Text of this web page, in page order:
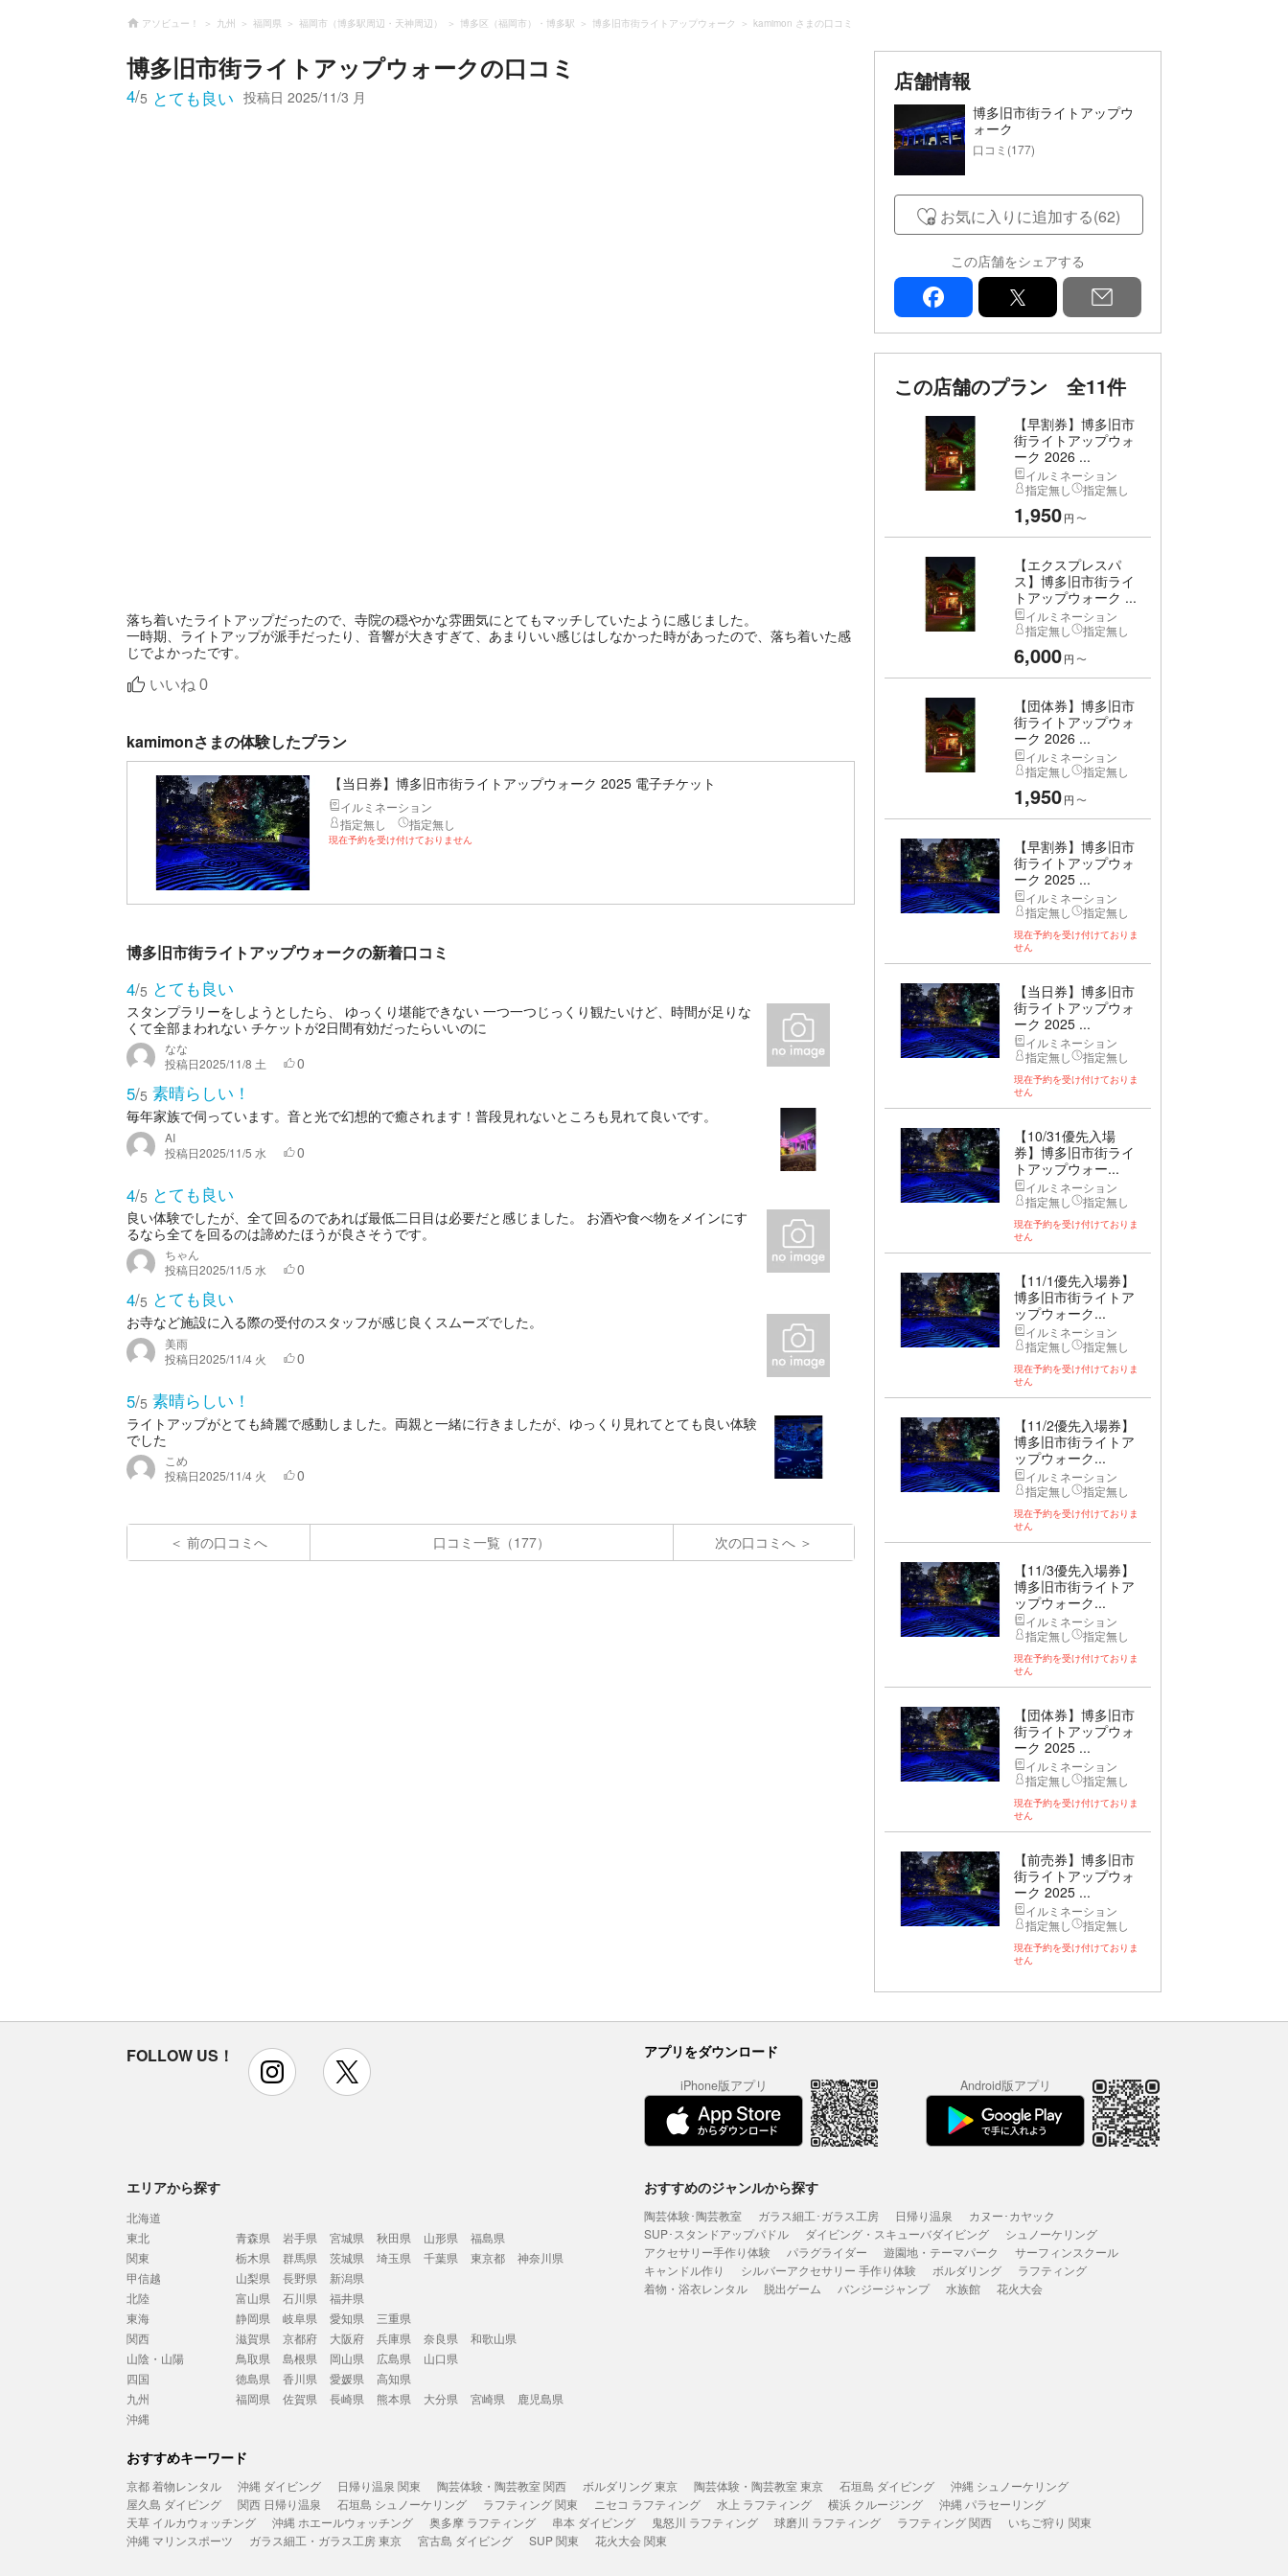
アソビュー！ 九州 福岡県 福岡市（博多駅周辺・天神周辺） 博多区（福岡市）・博多駅 博多旧市街ライトアップウォーク kamimon さまの口コミ
博多旧市街ライトアップウォークの口コミ
4/5 とても良い 投稿日 2025/11/3 月
落ち着いたライトアップだったので、寺院の穏やかな雰囲気にとてもマッチしていたように感じました。
一時期、ライトアップが派手だったり、音響が大きすぎて、あまりいい感じはしなかった時があったので、落ち着いた感
じでよかったです。
いいね 0
kamimonさまの体験したプラン
【当日券】博多旧市街ライトアップウォーク 2025 電子チケット
イルミネーション
指定無し
指定無し
現在予約を受け付けておりません
博多旧市街ライトアップウォークの新着口コミ
4/5 とても良い
スタンプラリーをしようとしたら、 ゆっくり堪能できない 一つ一つじっくり観たいけど、時間が足りな
くて全部まわれない チケットが2日間有効だったらいいのに
なな
投稿日2025/11/8 土 0
5/5 素晴らしい！
毎年家族で伺っています。音と光で幻想的で癒されます！普段見れないところも見れて良いです。
AI
投稿日2025/11/5 水 0
4/5 とても良い
良い体験でしたが、全て回るのであれば最低二日目は必要だと感じました。 お酒や食べ物をメインにす
るなら全てを回るのは諦めたほうが良さそうです。
ちゃん
投稿日2025/11/5 水 0
4/5 とても良い
お寺など施設に入る際の受付のスタッフが感じ良くスムーズでした。
美雨
投稿日2025/11/4 火 0
5/5 素晴らしい！
ライトアップがとても綺麗で感動しました。両親と一緒に行きましたが、ゆっくり見れてとても良い体験
でした
こめ
投稿日2025/11/4 火 0
前の口コミへ 口コミ一覧（177） 次の口コミへ
店舗情報
博多旧市街ライトアップウ
ォーク
口コミ(177)
お気に入りに追加する(62)
この店舗をシェアする
facebook
この店舗のプラン 全11件
【早割券】博多旧市
街ライトアップウォ
ーク 2026 ...
イルミネーション
指定無し
指定無し
1,950円 〜
【エクスプレスパ
ス】博多旧市街ライ
トアップウォーク ...
イルミネーション
指定無し
指定無し
6,000円 〜
【団体券】博多旧市
街ライトアップウォ
ーク 2026 ...
イルミネーション
指定無し
指定無し
1,950円 〜
【早割券】博多旧市
街ライトアップウォ
ーク 2025 ...
イルミネーション
指定無し
指定無し
現在予約を受け付けておりま
せん
【当日券】博多旧市
街ライトアップウォ
ーク 2025 ...
イルミネーション
指定無し
指定無し
現在予約を受け付けておりま
せん
【10/31優先入場
券】博多旧市街ライ
トアップウォー...
イルミネーション
指定無し
指定無し
現在予約を受け付けておりま
せん
【11/1優先入場券】
博多旧市街ライトア
ップウォーク...
イルミネーション
指定無し
指定無し
現在予約を受け付けておりま
せん
【11/2優先入場券】
博多旧市街ライトア
ップウォーク...
イルミネーション
指定無し
指定無し
現在予約を受け付けておりま
せん
【11/3優先入場券】
博多旧市街ライトア
ップウォーク...
イルミネーション
指定無し
指定無し
現在予約を受け付けておりま
せん
【団体券】博多旧市
街ライトアップウォ
ーク 2025 ...
イルミネーション
指定無し
指定無し
現在予約を受け付けておりま
せん
【前売券】博多旧市
街ライトアップウォ
ーク 2025 ...
イルミネーション
指定無し
指定無し
現在予約を受け付けておりま
せん
FOLLOW US！ instagram アプリをダウンロード
iPhone版アプリ Android版アプリ
エリアから探す
北海道
東北
青森県 岩手県 宮城県 秋田県 山形県
福島県
関東
栃木県 群馬県 茨城県 埼玉県 千葉県 東京都
神奈川県
甲信越
山梨県 長野県
新潟県
北陸
富山県 石川県
福井県
東海
静岡県 岐阜県 愛知県
三重県
関西
滋賀県 京都府 大阪府 兵庫県 奈良県
和歌山県
山陰・山陽
鳥取県 島根県 岡山県 広島県
山口県
四国
徳島県 香川県 愛媛県
高知県
九州
福岡県 佐賀県 長崎県 熊本県 大分県 宮崎県
鹿児島県
沖縄
おすすめのジャンルから探す
陶芸体験･陶芸教室 ガラス細工･ガラス工房 日帰り温泉
カヌー･カヤック
SUP･スタンドアップパドル
ダイビング・スキューバダイビング
シュノーケリング
アクセサリー手作り体験
パラグライダー 遊園地・テーマパーク
サーフィンスクール
キャンドル作り
シルバーアクセサリー 手作り体験 ボルダリング
ラフティング
着物・浴衣レンタル
脱出ゲーム バンジージャンプ 水族館 花火大会
おすすめキーワード
京都 着物レンタル 沖縄 ダイビング 日帰り温泉 関東 陶芸体験・陶芸教室 関西 ボルダリング 東京 陶芸体験・陶芸教室 東京 石垣島 ダイビング
沖縄 シュノーケリング
屋久島 ダイビング
関西 日帰り温泉 石垣島 シュノーケリング ラフティング 関東 ニセコ ラフティング 水上 ラフティング 横浜 クルージング
沖縄 パラセーリング
天草 イルカウォッチング
沖縄 ホエールウォッチング 奥多摩 ラフティング 串本 ダイビング 鬼怒川 ラフティング 球磨川 ラフティング ラフティング 関西
いちご狩り 関東
沖縄 マリンスポーツ
ガラス細工・ガラス工房 東京 宮古島 ダイビング SUP 関東 花火大会 関東